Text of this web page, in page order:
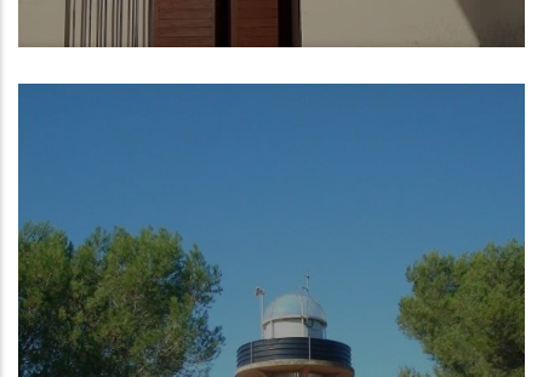
Peñíscola (Castelló/Castellón)